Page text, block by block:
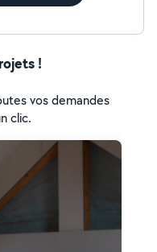
!
vos demandes
clic.